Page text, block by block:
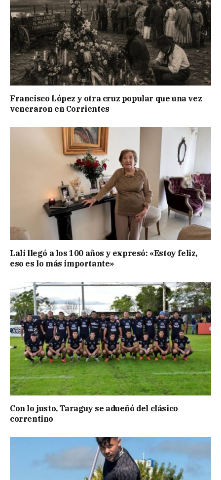
Francisco López y otra cruz popular que una vez
veneraron en Corrientes
Lali llegó a los 100 años y expresó: «Estoy feliz,
eso es lo más importante»
Con lo justo, Taraguy se adueñó del clásico
correntino